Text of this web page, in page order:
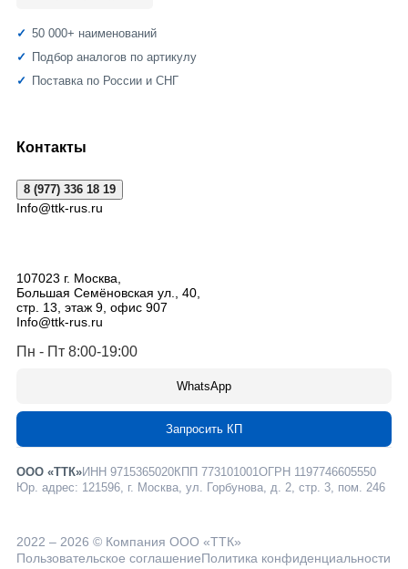
50 000+ наименований
Подбор аналогов по артикулу
Поставка по России и СНГ
Контакты
8 (977) 336 18 19
Info@ttk-rus.ru
107023 г. Москва,
Большая Семёновская ул., 40,
стр. 13, этаж 9, офис 907
Info@ttk-rus.ru
Пн - Пт 8:00-19:00
WhatsApp
Запросить КП
ООО «ТТК»ИНН 9715365020КПП 773101001ОГРН 1197746605550
Юр. адрес: 121596, г. Москва, ул. Горбунова, д. 2, стр. 3, пом. 246
2022 – 2026 © Компания ООО «ТТК»
Пользовательское соглашениеПолитика конфиденциальности